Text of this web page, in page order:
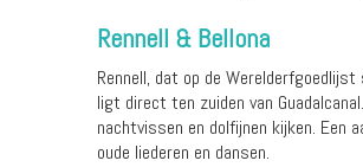
Rennell & Bellona
Rennell, dat op de
ligt direct ten zuiden van
nachtvissen en dolfijnen kijken. Een
oude liederen en dansen.